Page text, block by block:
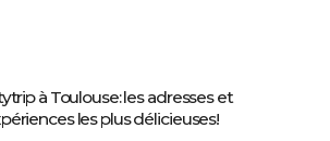
à Toulouse: les adresses et
les plus délicieuses!